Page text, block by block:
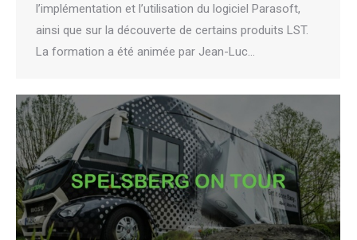
l’implémentation et l’utilisation du logiciel Parasoft,
ainsi que sur la découverte de certains produits LST.
La formation a été animée par Jean-Luc…